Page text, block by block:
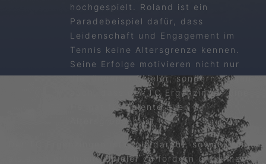
hochgespielt. Roland ist ein
Paradebeispiel dafür, dass
Leidenschaft und Engagement im
Tennis keine Altersgrenze kennen.
Seine Erfolge motivieren nicht nur
die jüngeren Spieler, sondern zeigen
auch, dass der TC Ergenzingen eine
Heimat für Talente aller
Altersgruppen ist.
Der TC Ergenzingen ist stolz darauf, sowohl junge
als auch erfahrene Spieler zu fördern und ihnen